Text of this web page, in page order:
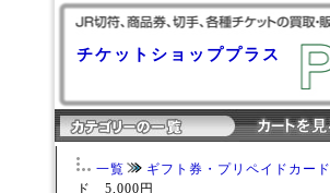
チケットショッププラス
一覧 ギフト券・プリペイドカード
ド 5,000円